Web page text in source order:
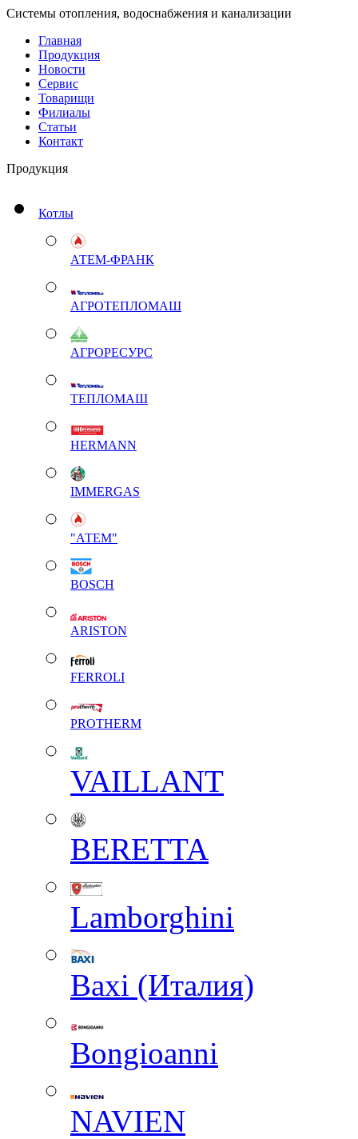
Системы отопления, водоснабжения и канализации
Главная
Продукция
Новости
Сервис
Товарищи
Филиалы
Статьи
Контакт
Продукция
Котлы
АТЕМ-ФРАНК
АГРОТЕПЛОМАШ
АГРОРЕСУРС
ТЕПЛОМАШ
HERMANN
IMMERGAS
"АТЕМ"
BOSCH
ARISTON
FERROLI
PROTHERM
VAILLANT
BERETTA
Lamborghini
Baxi (Италия)
Вongioanni
NAVIEN